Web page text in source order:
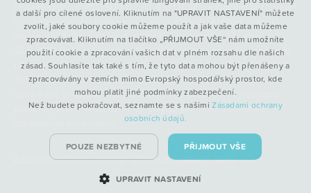
Hradec Králové, PSČ 500 02, IČ: 49813692, zapsané v obchodním
rejstříku vedeném Krajským soudem v Hradci Králové, oddíl C,
vložka 5023. Společnost přestala být s účinností ode dne
22.5.2021 členem koncernu SYNBIOL, a to na základě oznámení
řídící osoby koncernu – společnosti SynBiol, a.s., IČO 26014343.
Ta sdělila, že existence koncernu není k danému datu nadále
dána s tím, že osoby jí přímo či nepřímo ovládané již nebudou
podléhat jednotnému řízení ve smyslu §79 odst. 1 zákona o
Zásady používání cookies|Ochrana osobních údajů
POLISH
FRENCH
a další pro cílené oslovení. Kliknutím na "UPRAVIT NASTAVENÍ" můžete
zvolit, jaké soubory cookie můžeme použít a jak vaše data můžeme
zpracovávat. Kliknutím na tlačítko „PŘIJMOUT VŠE“ nám umožníte
použití cookie a zpracování vašich dat v plném rozsahu dle našich
zásad. Souhlasíte tak také s tím, že tyto data mohou být přenášeny a
zpracovávány v zemích mimo Evropský hospodářský prostor, kde
mohou platit jiné podmínky zabezpečení.
Než budete pokračovat, seznamte se s našimi Zásadami ochrany
osobních údajů.
PŘIJMOUT VŠE
POUZE NEZBYTNÉ
UPRAVIT NASTAVENÍ